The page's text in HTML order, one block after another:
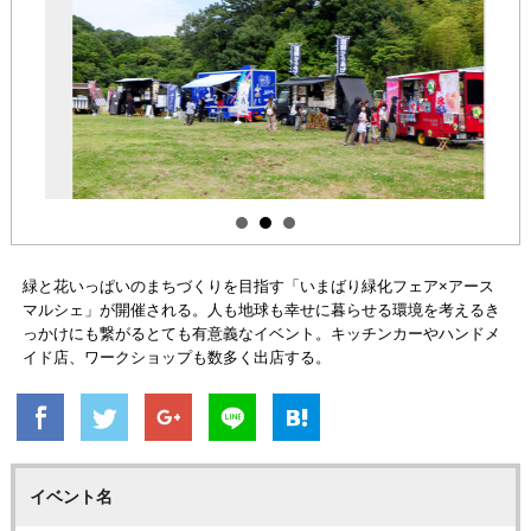
緑と花いっぱいのまちづくりを目指す「いまばり緑化フェア×アース
マルシェ」が開催される。人も地球も幸せに暮らせる環境を考えるき
っかけにも繋がるとても有意義なイベント。キッチンカーやハンドメ
イド店、ワークショップも数多く出店する。
イベント名